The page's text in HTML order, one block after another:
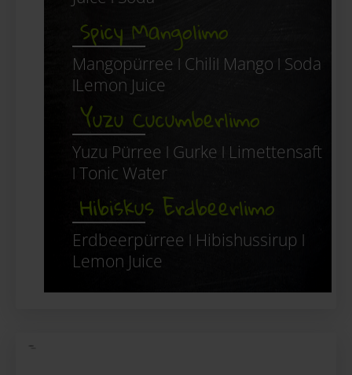
Spicy Mangolimo
Mangopürree ǀ Chiliǀ Mango ǀ Soda
ǀLemon Juice
Yuzu Cucumberlimo
Yuzu Pürree ǀ Gurke ǀ Limettensaft
ǀ Tonic Water
Hibiskus Erdbeerlimo
Erdbeerpürree ǀ Hibishussirup ǀ
Lemon Juice